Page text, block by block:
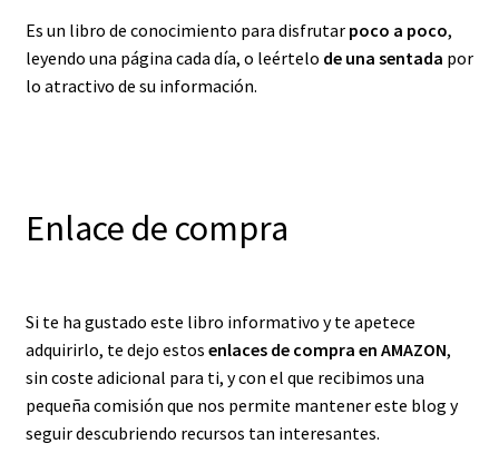
Es un libro de conocimiento para disfrutar poco a poco,
leyendo una página cada día, o leértelo de una sentada por
lo atractivo de su información.
Enlace de compra
Si te ha gustado este libro informativo y te apetece
adquirirlo, te dejo estos enlaces de compra en AMAZON,
sin coste adicional para ti, y con el que recibimos una
pequeña comisión que nos permite mantener este blog y
seguir descubriendo recursos tan interesantes.